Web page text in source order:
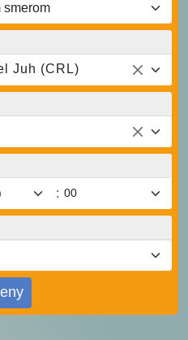
Juh (CRL)
: